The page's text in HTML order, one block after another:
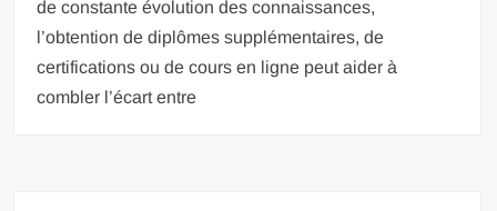
de constante évolution des connaissances,
l’obtention de diplômes supplémentaires, de
certifications ou de cours en ligne peut aider à
combler l’écart entre